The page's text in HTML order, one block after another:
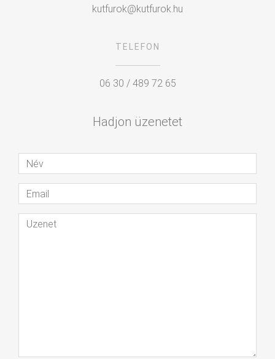
kutfurok@kutfurok.hu
TELEFON
06 30 / 489 72 65
Hadjon üzenetet